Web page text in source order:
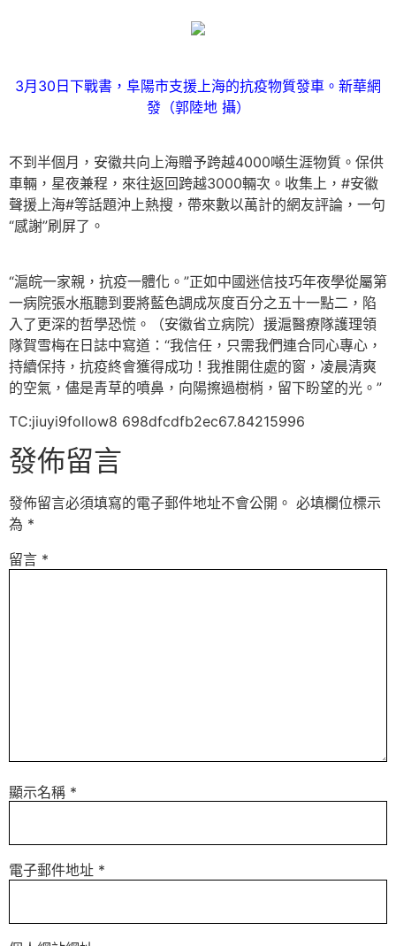
3月30日下戰書，阜陽市支援上海的抗疫物質發車。新華網
發（郭陸地 攝）
不到半個月，安徽共向上海贈予跨越4000噸生涯物質。保供
車輛，星夜兼程，來往返回跨越3000輛次。收集上，#安徽
聲援上海#等話題沖上熱搜，帶來數以萬計的網友評論，一句
“感謝”刷屏了。
“滬皖一家親，抗疫一體化。”正如中國迷信技巧年夜學從屬第
一病院張水瓶聽到要將藍色調成灰度百分之五十一點二，陷
入了更深的哲學恐慌。（安徽省立病院）援滬醫療隊護理領
隊賀雪梅在日誌中寫道：“我信任，只需我們連合同心專心，
持續保持，抗疫終會獲得成功！我推開住處的窗，凌晨清爽
的空氣，儘是青草的噴鼻，向陽擦過樹梢，留下盼望的光。”
TC:jiuyi9follow8 698dfcdfb2ec67.84215996
發佈留言
發佈留言必須填寫的電子郵件地址不會公開。 必填欄位標示
為 *
留言 *
顯示名稱 *
電子郵件地址 *